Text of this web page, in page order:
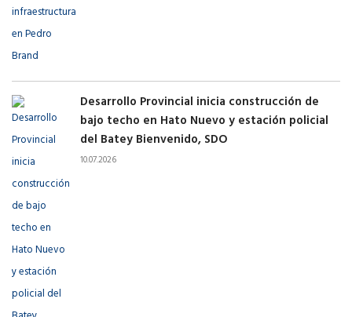
Desarrollo Provincial inicia construcción de
bajo techo en Hato Nuevo y estación policial
del Batey Bienvenido, SDO
10.07.2026